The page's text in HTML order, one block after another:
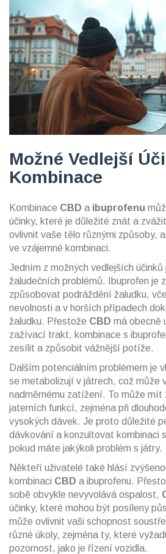
Možné Vedlejší
Kombinace
Kombinace CBD a ibuprofenu
účinky, které je důležité znát a
ovlivnit vaše tělo různými způsoby,
ve vzájemné kombinaci.
Jedním z možných vedlejších účinků
žaludečních problémů. Ibuprofen je
způsobovat podráždění žaludku,
nevolnosti a v horších případech
žaludku. Přestože CBD má obecně
zažívací trakt, kombinace s
zesílit a způsobit vážnější potíže.
Dalším potenciálním problémem je
se metabolizují v játrech, což může
nadměrnému zatížení. To může mít
jaterních funkcí, zejména při
vysokých dávek. Je proto důležité
dávkování a konzultovat kombinaci
pokud máte jakýkoli problém s játry.
Někteří uživatelé také hlásí
kombinaci CBD a ibuprofenu.
sobě obvykle nevyvolává ospalost,
účinky, které mohou být posíleny
může ovlivnit vaši schopnost
různé úkoly, zejména ty, které
pozornost, jako je řízení vozidla.